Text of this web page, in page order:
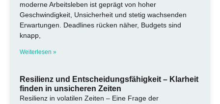
moderne Arbeitsleben ist geprägt von hoher
Geschwindigkeit, Unsicherheit und stetig wachsenden
Erwartungen. Deadlines rücken näher, Budgets sind
knapp,
Weiterlesen »
Resilienz und Entscheidungsfähigkeit – Klarheit
finden in unsicheren Zeiten
Resilienz in volatilen Zeiten – Eine Frage der